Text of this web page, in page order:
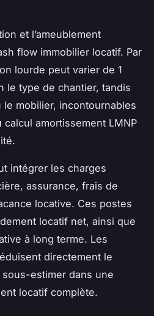
et l’ameublement
flow immobilier locatif. Par
lourde peut varier de 1
le type de chantier, tandis
le mobilier, incontournables
calcul amortissement LMNP
intégrer les charges
assurance, frais de
locative. Ces postes
locatif net, ainsi que
à long terme. Les
directement le
estimer dans une
locatif complète.